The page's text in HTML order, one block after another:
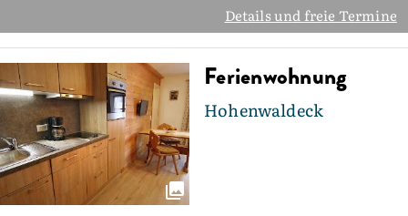
Details und freie Termine
Ferienwohnung
Hohenwaldeck